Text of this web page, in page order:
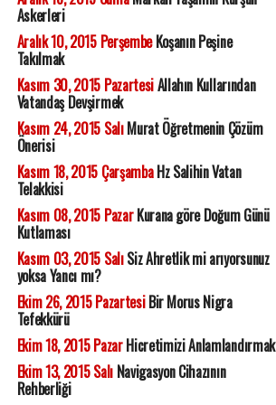
Askerleri
Aralık 10, 2015 PerşembeKoşanın Peşine
Takılmak
Kasım 30, 2015 PazartesiAllahın Kullarından
Vatandaş Devşirmek
Kasım 24, 2015 SalıMurat Öğretmenin Çözüm
Önerisi
Kasım 18, 2015 ÇarşambaHz Salihin Vatan
Telakkisi
Kasım 08, 2015 PazarKurana göre Doğum Günü
Kutlaması
Kasım 03, 2015 SalıSiz Ahretlik mi arıyorsunuz
yoksa Yancı mı?
Ekim 26, 2015 PazartesiBir Morus Nigra
Tefekkürü
Ekim 18, 2015 PazarHicretimizi Anlamlandırmak
Ekim 13, 2015 SalıNavigasyon Cihazının
Rehberliği